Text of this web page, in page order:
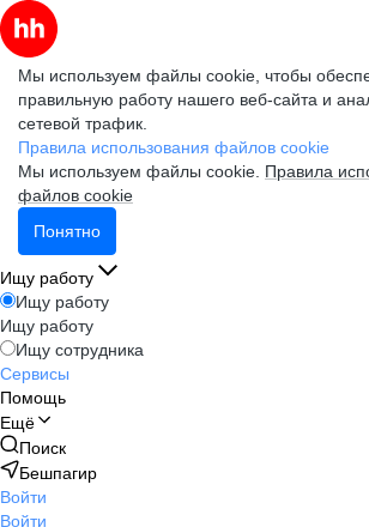
Мы используем файлы cookie, чтобы
правильную работу нашего веб-сайта и
сетевой трафик.
Правила использования файлов cookie
Мы используем файлы cookie. Правила
файлов cookie
Понятно
Ищу работу
Ищу работу
Ищу работу
Ищу сотрудника
Сервисы
Помощь
Ещё
Поиск
Бешпагир
Войти
Войти